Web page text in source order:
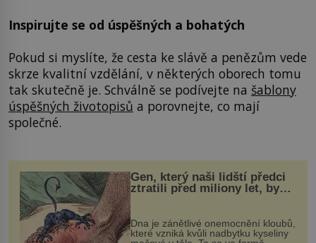
Inspirujte se od úspěšných a bohatých
Pokud si myslíte, že cesta ke slávě a penězům vede
skrze kvalitní vzdělání, v některých oborech tomu
tak skutečně je. Schválně se podívejte na šablony
úspěšných životopisů a porovnejte, co mají
společné.
Gen, který naši lidští předci
ztratili před miliony let, by
mohl pomoci s léčbou
„nemoci králů“
Dna je zánětlivé onemocnění kloubů,
které vzniká kvůli nadbytku kyseliny